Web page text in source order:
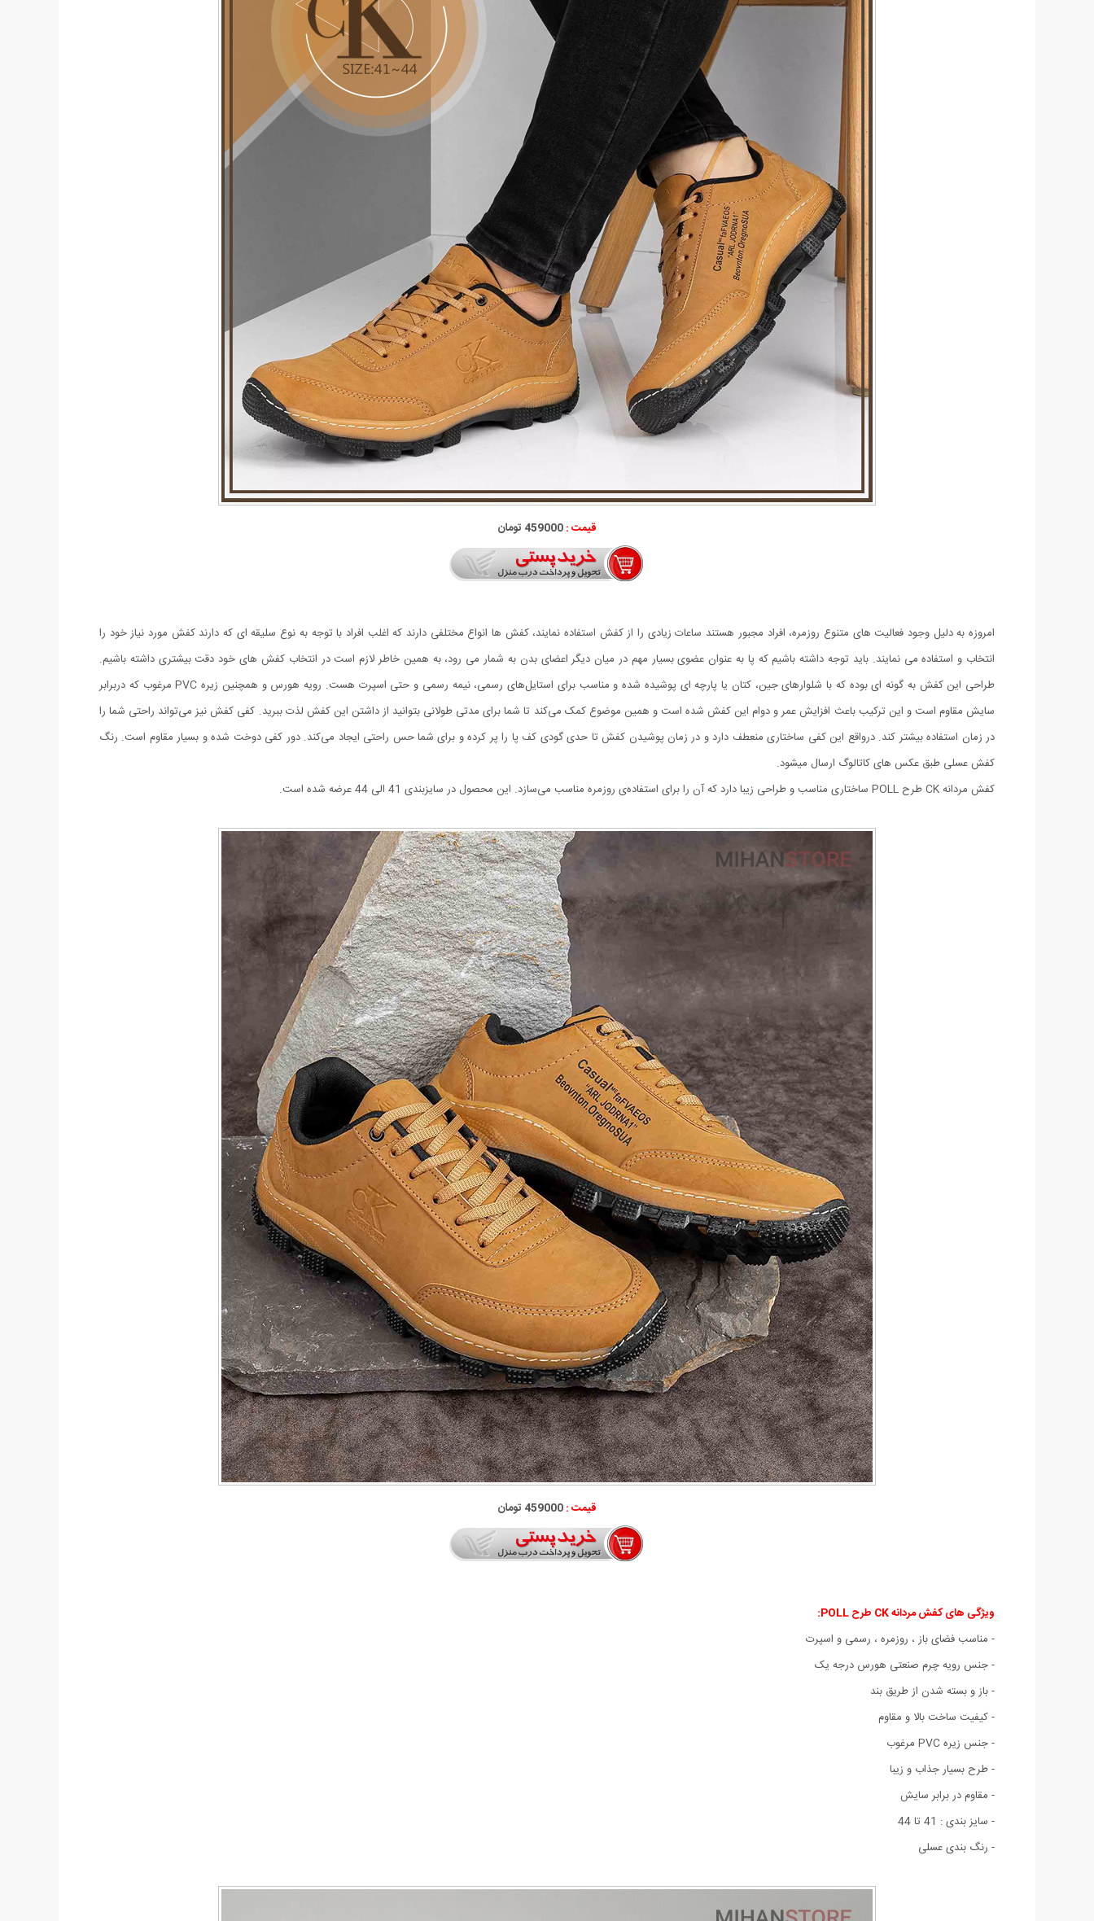
قیمت :459000 تومان
امروزه به دلیل وجود فعالیت های متنوع روزمره، افراد مجبور هستند ساعات زیادی را از کفش استفاده نمایند، کفش ها انواع مختلفی دارند که اغلب افراد با توجه به نوع سلیقه ای که دارند کفش مورد نیاز خود را
انتخاب و استفاده می نمایند. باید توجه داشته باشیم که پا به عنوان عضوی بسیار مهم در میان دیگر اعضای بدن به شمار می رود، به همین خاطر لازم است در انتخاب کفش های خود دقت بیشتری داشته باشیم.
طراحی این کفش به گونه ای بوده که با شلوارهای جین، کتان یا پارچه ای پوشیده شده و مناسب برای استایل‌های رسمی، نیمه رسمی و حتی اسپرت هست. رویه هورس و همچنین زیره‌ PVC مرغوب که دربرابر
سایش مقاوم است و این ترکیب باعث افزایش عمر و دوام این کفش شده است و همین موضوع کمک می‌کند تا شما برای مدتی طولانی بتوانید از داشتن این کفش لذت ببرید. کفی کفش نیز می‌تواند راحتی شما را
در زمان استفاده بیشتر کند. درواقع این کفی ساختاری منعطف دارد و در زمان پوشیدن کفش تا حدی گودی کف پا را پر کرده و برای شما حس راحتی ایجاد می‌کند. دور کفی دوخت شده و بسیار مقاوم است. رنگ
کفش عسلی طبق عکس های کاتالوگ ارسال میشود.
کفش مردانه CK طرح POLL ساختاری مناسب و طراحی زیبا دارد که آن را برای استفاده‌ی روزمره مناسب می‌سازد. این محصول در سایزبندی 41 الی 44 عرضه شده است.
قیمت :459000 تومان
ویژگی های کفش مردانه CK طرح POLL
:
- مناسب فضای باز ، روزمره ، رسمی و اسپرت
- جنس رویه چرم صنعتی هورس درجه یک
- باز و بسته شدن از طریق بند
- کیفیت ساخت بالا و مقاوم
- جنس زیره PVC مرغوب
- طرح بسیار جذاب و زیبا
- مقاوم در برابر سایش
- سایز بندی : 41 تا 44
- رنگ بندی عسلی